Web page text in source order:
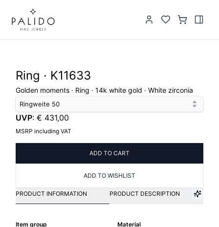
Ring · K11633
Golden moments · Ring · 14k white gold · White zirconia
Ringweite 50
UVP: € 431,00
MSRP including VAT
ADD TO CART
ADD TO WISHLIST
PRODUCT INFORMATION PRODUCT DESCRIPTION
Item group
Material